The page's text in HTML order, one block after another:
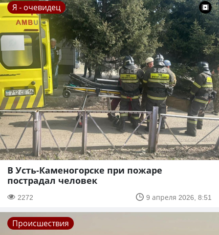
Я - очевидец
В Усть-Каменогорске при пожаре
пострадал человек
2272 9 апреля 2026, 8:51
Происшествия